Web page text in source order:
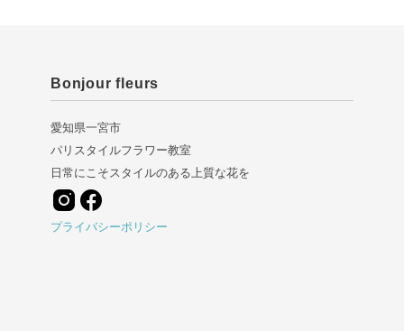
Bonjour fleurs
愛知県一宮市
パリスタイルフラワー教室
日常にこそスタイルのある上質な花を
プライバシーポリシー